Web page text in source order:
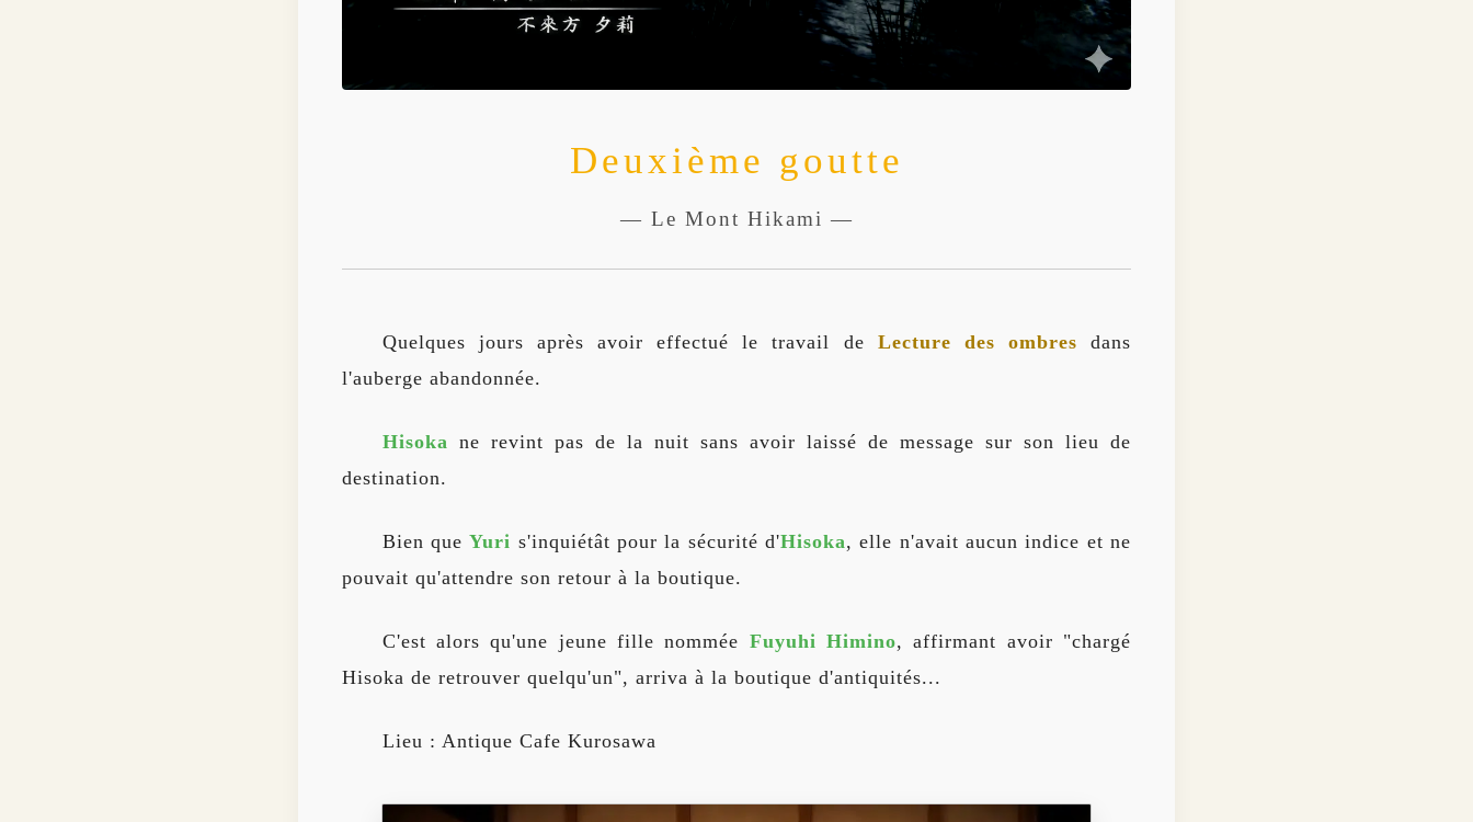
Deuxième goutte
— Le Mont Hikami —
Quelques jours après avoir effectué le travail de Lecture des ombres dans
l'auberge abandonnée.
Hisoka ne revint pas de la nuit sans avoir laissé de message sur son lieu de
destination.
Bien queYuri s'inquiétât pour la sécurité d'Hisoka, elle n'avait aucun indice et ne
pouvait qu'attendre son retour à la boutique.
C'est alors qu'une jeune fille nommée Fuyuhi Himino, affirmant avoir "chargé
Hisoka de retrouver quelqu'un", arriva à la boutique d'antiquités...
Lieu : Antique Cafe Kurosawa